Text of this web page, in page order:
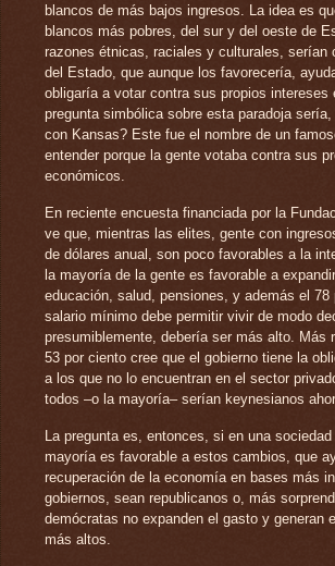
blancos de más bajos ingresos. La idea es
blancos más pobres, del sur y del oeste de
razones étnicas, raciales y culturales, serían
del Estado, que aunque los favorecería,
obligaría a votar contra sus propios intereses
pregunta simbólica sobre esta paradoja
con Kansas? Este fue el nombre de un
entender porque la gente votaba contra sus
económicos.
En reciente encuesta financiada por la
ve que, mientras las elites, gente con
de dólares anual, son poco favorables a la
la mayoría de la gente es favorable a
educación, salud, pensiones, y además el 78
salario mínimo debe permitir vivir de modo
presumiblemente, debería ser más alto. Más
53 por ciento cree que el gobierno tiene la
a los que no lo encuentran en el sector
todos –o la mayoría– serían keynesianos
La pregunta es, entonces, si en una
mayoría es favorable a estos cambios, que
recuperación de la economía en bases más
gobiernos, sean republicanos o, más
demócratas no expanden el gasto y generan
más altos.